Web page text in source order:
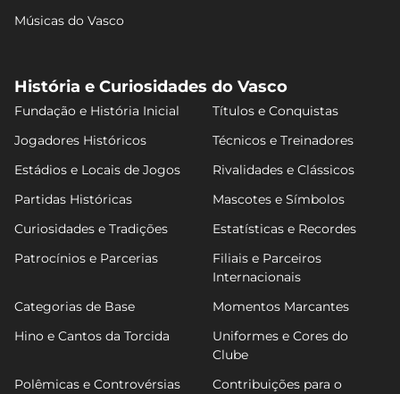
Músicas do Vasco
História e Curiosidades do Vasco
Fundação e História Inicial
Títulos e Conquistas
Jogadores Históricos
Técnicos e Treinadores
Estádios e Locais de Jogos
Rivalidades e Clássicos
Partidas Históricas
Mascotes e Símbolos
Curiosidades e Tradições
Estatísticas e Recordes
Patrocínios e Parcerias
Filiais e Parceiros
Internacionais
Categorias de Base
Momentos Marcantes
Hino e Cantos da Torcida
Uniformes e Cores do
Clube
Polêmicas e Controvérsias
Contribuições para o